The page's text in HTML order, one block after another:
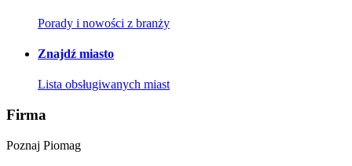
Porady i nowości z branży
Znajdź miasto
Lista obsługiwanych miast
Firma
Poznaj Piomag